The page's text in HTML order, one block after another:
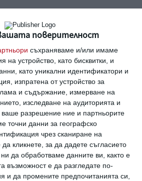
поверителност
съхраняваме и/или имаме
устройство, като бисквитки, и
като уникални идентификатори и
изпратена от устройство за
и съдържание, измерване на
изследване на аудиторията и
разрешение ние и партньорите
точни данни за географско
чрез сканиране на
кликнете, за да дадете съгласието
да обработваме данните ви, както е
възможност е да разгледате по-
и да промените предпочитанията си,
някои проблеми. Ще
в движение и много бързо,
сериозен конфликт между тях.
прогнозаздраве работалюбов
потребител за да
коментар